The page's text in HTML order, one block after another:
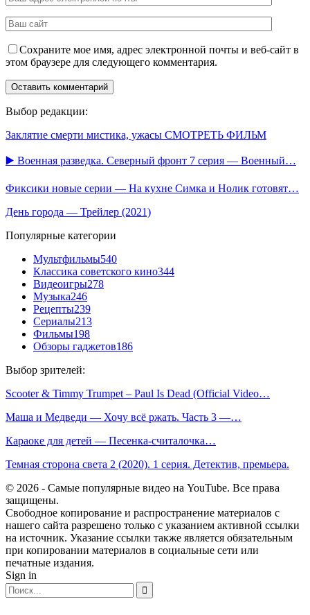
Сохраните мое имя, адрес электронной почты и веб-сайт в
этом браузере для следующего комментария.
Выбор редакции:
Заклятие смерти мистика, ужасы СМОТРЕТЬ ФИЛЬМ
▶️ Военная разведка. Северный фронт 7 серия — Военный…
Фиксики новые серии — На кухне Симка и Нолик готовят…
День города — Трейлер (2021)
Популярные категории
Мультфильмы540
Классика советского кино344
Видеоигры278
Музыка246
Рецепты239
Сериалы213
Фильмы198
Обзоры гаджетов186
Выбор зрителей:
Scooter & Timmy Trumpet – Paul Is Dead (Official Video…
Маша и Медведи — Хочу всё ржать. Часть 3 —…
Караоке для детей — Песенка-считалочка…
Темная сторона света 2 (2020). 1 серия. Детектив, премьера.
© 2026 - Самые популярные видео на YouTube. Все права
защищены.
Свободное копирование и распространение материалов с
нашего сайта разрешено только с указанием активной ссылки
на источник. Указание ссылки также является обязательным
при копировании материалов в социальные сети или
печатные издания.
Sign in